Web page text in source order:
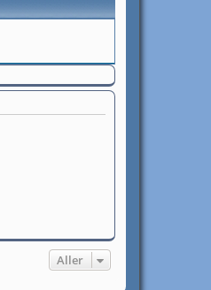
Aller